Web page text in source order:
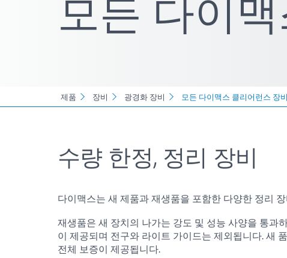
제품 장비 광경화 장비 모든 다이맥스 클리어런스 장비
수량 한정, 정리 장비
다이맥스는 새 제품과 재생품을 포함한 다양한 정리
재생품은 새 장치의 나가는 강도 및 성능 사양을 통과
이 제공되며 전구와 라이트 가이드는 제외됩니다. 새
전체 보증이 제공됩니다.